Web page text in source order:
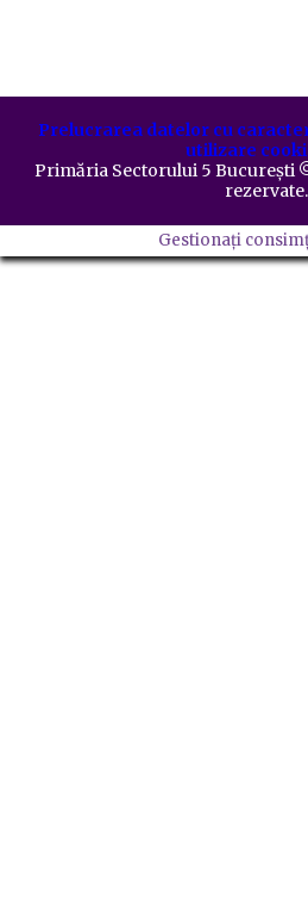
Prelucrarea datelor cu
utilizare
Primăria Sectorului 5 București
rezervate.
Gestionați